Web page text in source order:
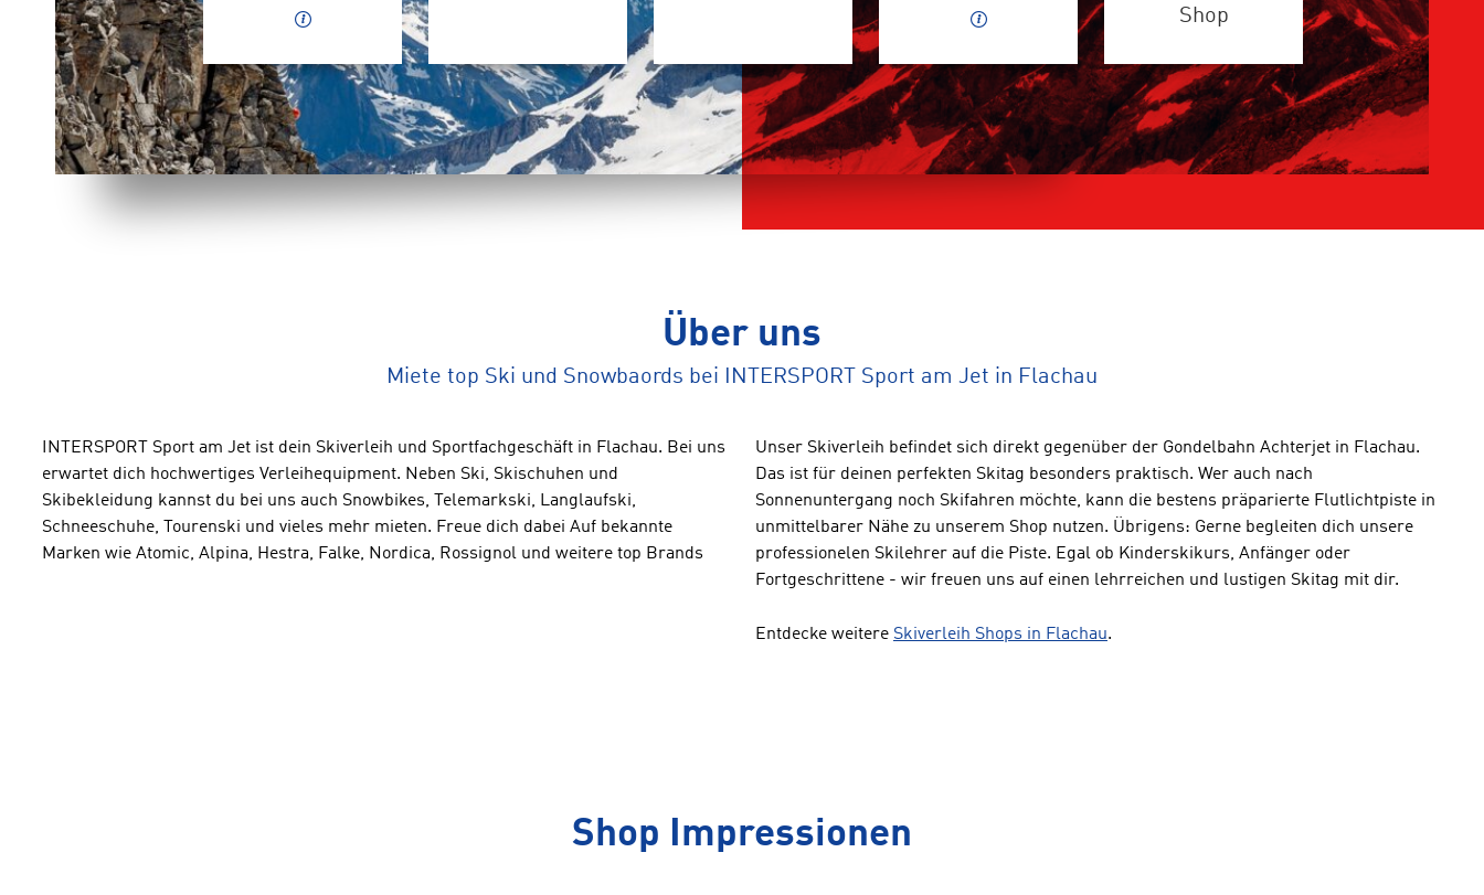
Shop
Über uns
Miete top Ski und Snowbaords bei INTERSPORT Sport am Jet in Flachau
INTERSPORT Sport am Jet ist dein Skiverleih und Sportfachgeschäft in Flachau. Bei uns
erwartet dich hochwertiges Verleihequipment. Neben Ski, Skischuhen und
Skibekleidung kannst du bei uns auch Snowbikes, Telemarkski, Langlaufski,
Schneeschuhe, Tourenski und vieles mehr mieten. Freue dich dabei Auf bekannte
Marken wie Atomic, Alpina, Hestra, Falke, Nordica, Rossignol und weitere top Brands
Unser Skiverleih befindet sich direkt gegenüber der Gondelbahn Achterjet in Flachau.
Das ist für deinen perfekten Skitag besonders praktisch. Wer auch nach
Sonnenuntergang noch Skifahren möchte, kann die bestens präparierte Flutlichtpiste in
unmittelbarer Nähe zu unserem Shop nutzen. Übrigens: Gerne begleiten dich unsere
professionelen Skilehrer auf die Piste. Egal ob Kinderskikurs, Anfänger oder
Fortgeschrittene - wir freuen uns auf einen lehrreichen und lustigen Skitag mit dir.
Entdecke weitere Skiverleih Shops in Flachau.
Shop Impressionen